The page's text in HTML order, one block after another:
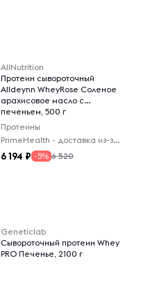
AllNutrition
Протеин сывороточный
Alldeynn WheyRose Соленое
арахисовое масло с
печеньем, 500 г
Протеины
PrimeHealth - доставка из-за рубежа
6 194 -5% 6 520
Geneticlab
Сывороточный протеин Whey
PRO Печенье, 2100 г